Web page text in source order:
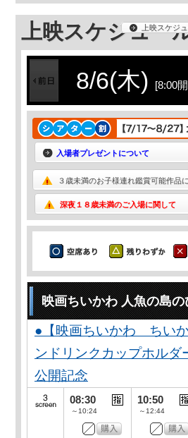
上映スケジュー
上映スケジ
8/6(木) [8:00
入場者プレゼントについて
３歳未満のお子様連れ鑑賞可能作品
深夜１８歳未満のご入場に関して
映画ちいかわ 人魚の島の
●【映画ちいかわ ちい
ンドリンクカップホル
公開記念
08:30
～10:24
10:50
～12:44